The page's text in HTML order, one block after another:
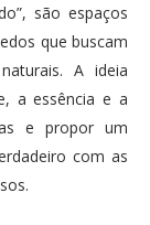
são espaços
que buscam
A ideia
a essência e a
e propor um
com as